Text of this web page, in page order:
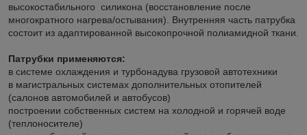
высокостабильного силикона (восстановление после
многократного нагрева/остывания). Внутренняя часть патрубка
состоит из адаптированной высокопрочной полиамидной ткани.
Патрубки применяются:
в системе охлаждения и турбонадува грузовой автотехники
в магистральных системах дополнительных отопителей
(салонов автомобилей и автобусов)
построении собственных систем на холодной и горячей воде
(теплоносителе)